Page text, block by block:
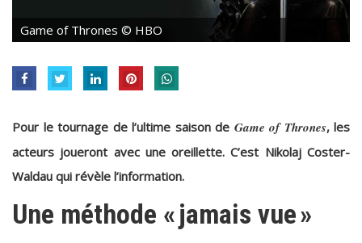
Game of Thrones © HBO
Pour le tournage de l’ultime saison de Game of Thrones, les
acteurs joueront avec une oreillette. C’est Nikolaj Coster-
Waldau qui révèle l’information.
Une méthode « jamais vue »